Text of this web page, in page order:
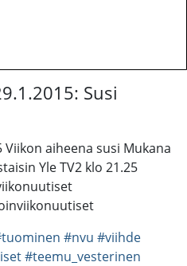
Susi
aiheena susi Mukana
Yle TV2 klo 21.25
#nvu #viihde
#teemu_vesterinen